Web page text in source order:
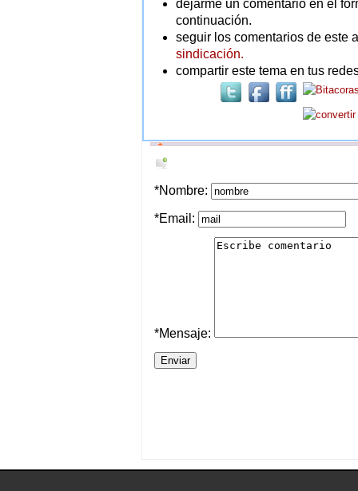
dejarme un comentario en el
continuación.
seguir los comentarios de este
sindicación.
compartir este tema en tus
*Nombre:
*Email:
*Mensaje: